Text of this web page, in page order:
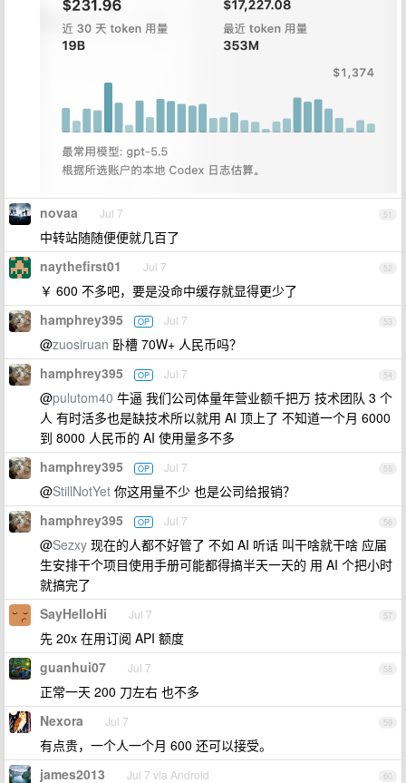
51
novaa Jul 7
中转站随随便便就几百了
52
naythefirst01 Jul 7
￥ 600 不多吧，要是没命中缓存就显得更少了
53
hamphrey395 OP Jul 7
@zuosiruan 卧槽 70W+ 人民币吗？
54
hamphrey395 OP Jul 7
@pulutom40 牛逼 我们公司体量年营业额千把万 技术团队 3 个
人 有时活多也是缺技术所以就用 AI 顶上了 不知道一个月 6000
到 8000 人民币的 AI 使用量多不多
55
hamphrey395 OP Jul 7
@StillNotYet 你这用量不少 也是公司给报销？
56
hamphrey395 OP Jul 7
@Sezxy 现在的人都不好管了 不如 AI 听话 叫干啥就干啥 应届
生安排干个项目使用手册可能都得搞半天一天的 用 AI 个把小时
就搞完了
57
SayHelloHi Jul 7
先 20x 在用订阅 API 额度
58
guanhui07 Jul 7
正常一天 200 刀左右 也不多
59
Nexora Jul 7
有点贵，一个人一个月 600 还可以接受。
60
james2013 Jul 7 via Android